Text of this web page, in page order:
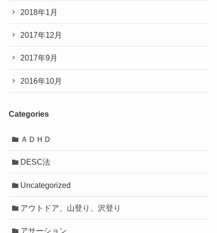
2018年1月
2017年12月
2017年9月
2016年10月
Categories
ＡＤＨＤ
DESC法
Uncategorized
アウトドア、山登り、沢登り
アサーション